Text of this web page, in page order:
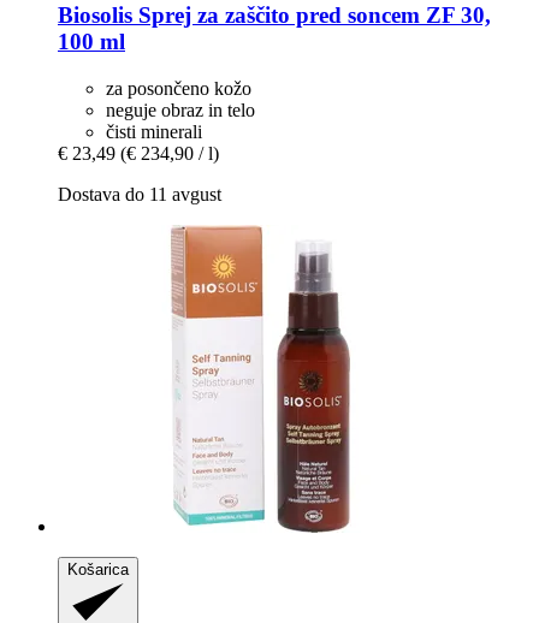
Biosolis Sprej za zaščito pred soncem ZF 30,
100 ml
za posončeno kožo
neguje obraz in telo
čisti minerali
€ 23,49 (€ 234,90 / l)
Dostava do 11 avgust
Košarica